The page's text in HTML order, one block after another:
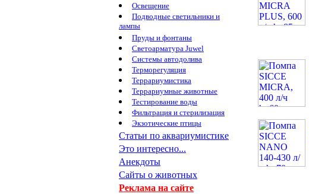
Освещение
Подводные светильники и
лампы
Пруды и фонтаны
Светоарматура Juwel
Системы автодолива
Терморегуляция
Террариумистика
Террариумные животные
Тестирование воды
Фильтрация и стерилизация
Экзотические птицы
Статьи по аквариумистике
Это интересно...
Анекдоты
Сайты о животных
Реклама на сайте